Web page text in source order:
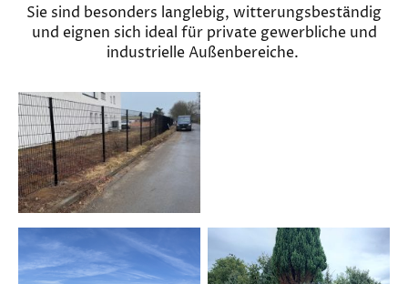
Sie sind besonders langlebig, witterungsbeständig
und eignen sich ideal für private gewerbliche und
industrielle Außenbereiche.